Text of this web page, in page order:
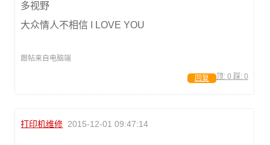
多视野
大众情人不相信 I LOVE YOU
跟帖来自电脑端
顶: 0 踩: 0
回复
打印机维修 2015-12-01 09:47:14